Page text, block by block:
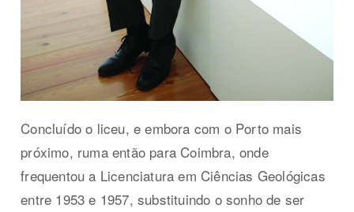
Concluído o liceu, e embora com o Porto mais
próximo, ruma então para Coimbra, onde
frequentou a Licenciatura em Ciências Geológicas
entre 1953 e 1957, substituindo o sonho de ser